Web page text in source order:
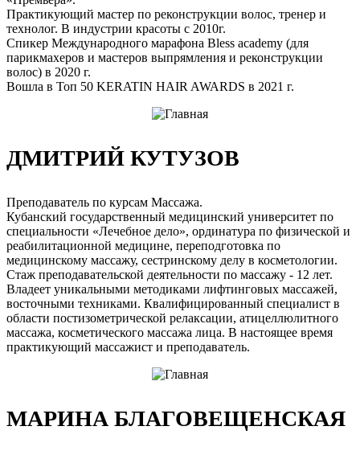
Практикующий мастер по реконструкции волос, тренер и
технолог. В индустрии красоты с 2010г.
Спикер Международного марафона Bless academy (для
парикмахеров и мастеров выпрямления и реконструкции
волос) в 2020 г.
Вошла в Топ 50 KERATIN HAIR AWARDS в 2021 г.
ДМИТРИЙ КУТУЗОВ
Преподаватель по курсам Массажа.
Кубанский государственный медицинский университет по
специальности «Лечебное дело», ординатура по физической и
реабилитационной медицине, переподготовка по
медицинскому массажу, сестринскому делу в косметологии.
Стаж преподавательской деятельности по массажу - 12 лет.
Владеет уникальными методиками лифтинговых массажей,
восточными техниками. Квалифицированный специалист в
области постизометрической релаксации, атицеллюлитного
массажа, косметического массажа лица. В настоящее время
практикующий массажист и преподаватель.
МАРИНА БЛАГОВЕЩЕНСКАЯ